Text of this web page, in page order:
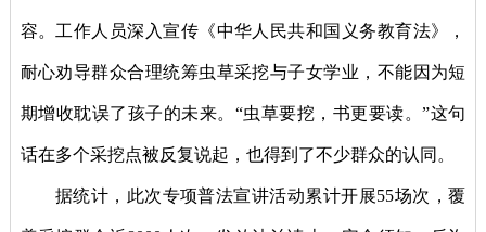
容。工作人员深入宣传《中华人民共和国义务教育法》，
耐心劝导群众合理统筹虫草采挖与子女学业，不能因为短
期增收耽误了孩子的未来。“虫草要挖，书更要读。”这句
话在多个采挖点被反复说起，也得到了不少群众的认同。
据统计，此次专项普法宣讲活动累计开展55场次，覆